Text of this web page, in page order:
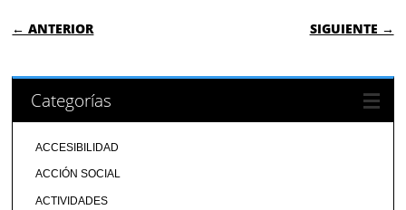
NAVEGACIÓN DE ENTRADAS
← ANTERIOR SIGUIENTE →
Categorías
ACCESIBILIDAD
ACCIÓN SOCIAL
ACTIVIDADES